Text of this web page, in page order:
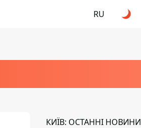
RU
КИЇВ: ОСТАННІ НОВИНИ